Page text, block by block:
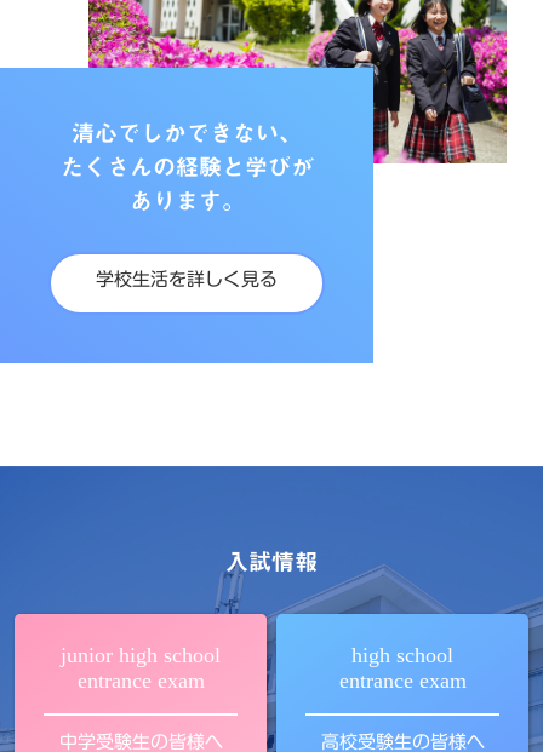
清心でしかできない、
たくさんの経験と学びが
あります。
学校生活を詳しく見る
入試情報
junior high school
entrance exam
中学受験生の皆様へ
high school
entrance exam
高校受験生の皆様へ